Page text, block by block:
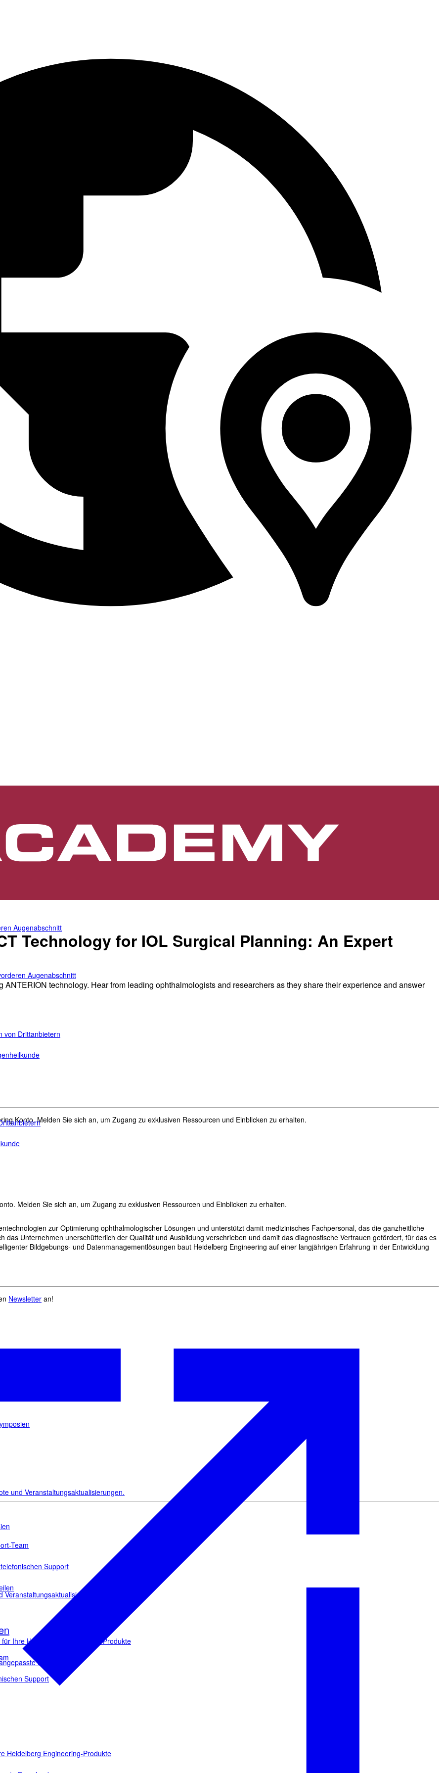
hinteren Augenabschnitt
vorderen Augenabschnitt
von Drittanbietern
Konto. Melden Sie sich an, um Zugang zu exklusiven Ressourcen und Einblicken zu erhalten.
Newsletter an!
und Veranstaltungsaktualisierungen.
Team
Support
Ihre Heidelberg Engineering-Produkte
Downloads
Augenabschnitt
Augenabschnitt
Melden Sie sich an, um Zugang zu exklusiven Ressourcen und Einblicken zu erhalten.
Support
Heidelberg Engineering-Produkte
Technology for IOL Surgical Planning: An Expert
technology. Hear from leading ophthalmologists and researchers as they share their experience and answer
zur Optimierung ophthalmologischer Lösungen und unterstützt damit medizinisches Fachpersonal, das die ganzheitliche
das Unternehmen unerschütterlich der Qualität und Ausbildung verschrieben und damit das diagnostische Vertrauen gefördert, für das es
Bildgebungs- und Datenmanagementlösungen baut Heidelberg Engineering auf einer langjährigen Erfahrung in der Entwicklung